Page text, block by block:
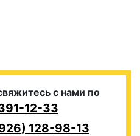
с нами по
12-33
128-98-13